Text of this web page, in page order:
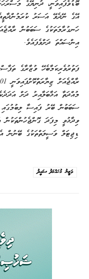
ބޮޑުވެފައިވަނީ، ދުނިޔޭގެ
އޭގެ ނޭދެވޭ އަސަރު
އިންސައްތަ ދަށްވެފައެވެ.
ފަތުރުވެރިކަމާބެހޭ ވުޒާރާގެ
މުއްދަތާ އަޅާބަލާއިރު ދަށް
ސަބަބުން ބޭރު ފައިސާ ލިބުމުގައި
ވިދާޅުވީ މިފަދަ
ޑިޖިޓަލް ވަސީލަތްތަކުގެ ބޭނުން
ވަޒީރު މުޙައްމަދު ސައީދު